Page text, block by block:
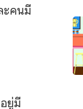
ะคนมี
ยู่มี